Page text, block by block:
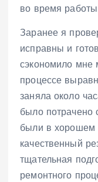
во время
Заранее я
исправны и
сэкономило мне
процессе
заняла около
было потрачено
были в хорошем
качественный
тщательная
ремонтного